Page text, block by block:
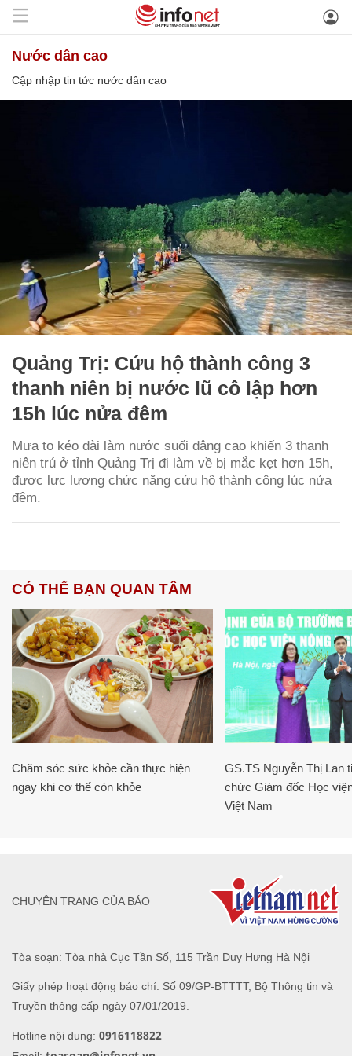
nước dân cao
Cập nhập tin tức nước dân cao
Quảng Trị: Cứu hộ thành công 3
thanh niên bị nước lũ cô lập hơn
15h lúc nửa đêm
Mưa to kéo dài làm nước suối dâng cao khiến 3 thanh
niên trú ở tỉnh Quảng Trị đi làm về bị mắc kẹt hơn 15h,
được lực lượng chức năng cứu hộ thành công lúc nửa
đêm.
CÓ THỂ BẠN QUAN TÂM
Chăm sóc sức khỏe cần thực hiện
ngay khi cơ thể còn khỏe
GS.TS Nguyễn Thị Lan
chức Giám đốc Học
Việt Nam
Tòa soạn: Tòa nhà Cục Tần Số, 115 Trần Duy Hưng Hà Nội
Giấy phép hoạt động báo chí: Số 09/GP-BTTTT, Bộ Thông tin và
Truyền thông cấp ngày 07/01/2019.
Hotline nội dung: 0916118822
CHUYÊN TRANG CỦA BÁO